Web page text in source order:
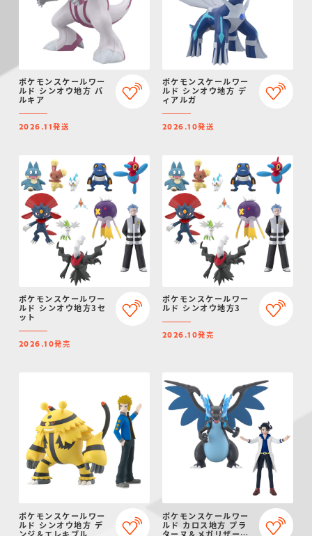
ポケモンスケールワー
ルド シンオウ地方 パ
ルキア
2026.11発送
ポケモンスケールワー
ルド シンオウ地方 デ
ィアルガ
2026.10発送
ポケモンスケールワー
ルド シンオウ地方3セ
ット
2026.10発売
ポケモンスケールワー
ルド シンオウ地方3
2026.10発売
ポケモンスケールワー
ルド シンオウ地方 デ
ンジ＆エレキブル
ポケモンスケールワー
ルド カロス地方 プラ
ターヌ＆メガリザード